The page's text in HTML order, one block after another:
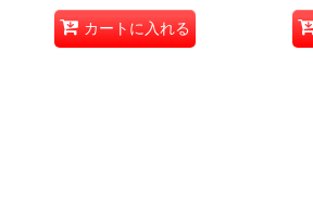
カートに入れる